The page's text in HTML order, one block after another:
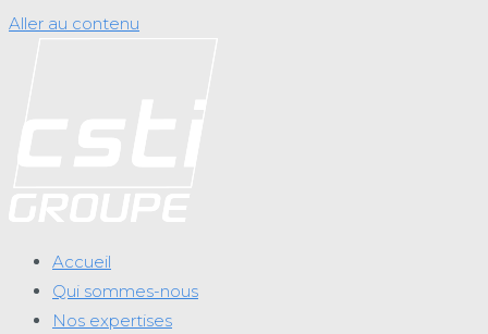
Aller au contenu
Accueil
Qui sommes-nous
Nos expertises